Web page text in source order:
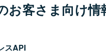
お客さま向け情
スAPI